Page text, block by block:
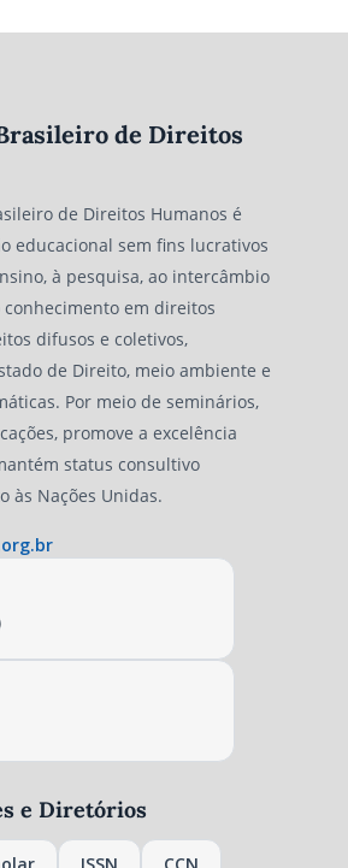
de Direitos
de Direitos Humanos é
educacional sem fins lucrativos
à pesquisa, ao intercâmbio
em direitos
difusos e coletivos,
de Direito, meio ambiente e
Por meio de seminários,
promove a excelência
status consultivo
às Nações Unidas.
e Diretórios